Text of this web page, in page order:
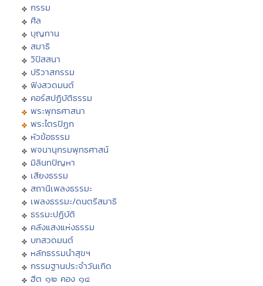
กรรม
ศีล
บุญทาน
สมาธิ
วิปัสสนา
ปริวาสกรรม
ฟังสวดมนต์
คอร์สปฏิบัติธรรม
พระพุทธศาสนา
พระไตรปิฏก
หัวข้อธรรม
พจนานุกรมพุทธศาสน์
มิลินทปัญหา
เสียงธรรม
สถานีเพลงธรรมะ
เพลงธรรมะ/ดนตรีสมาธิ
ธรรมะปฏิบัติ
คลังแสงแห่งธรรม
บทสวดมนต์
หลักธรรมนำสุขฯ
กรรมฐานประจำวันเกิด
ฮีต ๑๒ คอง ๑๔